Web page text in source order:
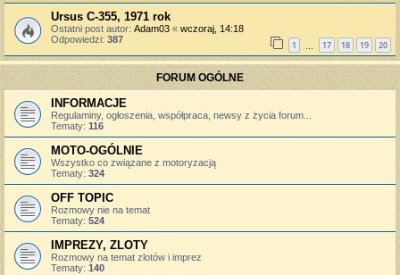
Ursus C-355, 1971 rok
Ostatni post autor: Adam03 « wczoraj, 14:18
Odpowiedzi: 387 1 17 18 19 20
FORUM OGÓLNE
INFORMACJE
Regulaminy, ogłoszenia, współpraca, newsy z życia forum...
Tematy: 116
MOTO-OGÓLNIE
Wszystko co związane z motoryzacją
Tematy: 324
OFF TOPIC
Rozmowy nie na temat
Tematy: 524
IMPREZY, ZLOTY
Rozmowy na temat zlotów i imprez
Tematy: 140